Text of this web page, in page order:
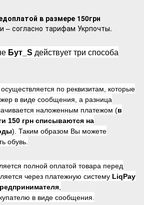
в размере 150грн
– согласно тарифам Укрпочты.
Бут_S действует три способа
осуществляется по реквизитам, которые
в виде сообщения, а разница
наложенным платежом (в
150 грн списываются на
). Таким образом Вы можете
обувь.
полной оплатой товара перед
через платежную систему LiqPay
в виде сообщения.